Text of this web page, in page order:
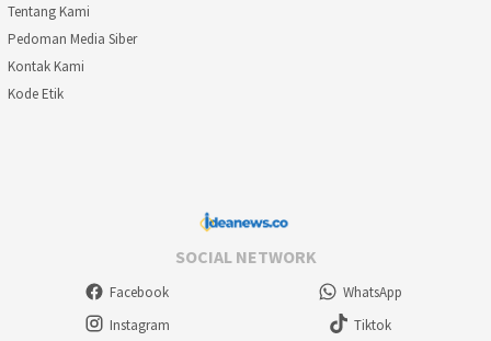
Tentang Kami
Pedoman Media Siber
Kontak Kami
Kode Etik
SOCIAL NETWORK
Facebook
WhatsApp
Instagram
Tiktok